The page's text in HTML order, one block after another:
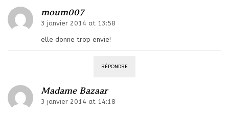
moum007
3 janvier 2014 at 13:58
elle donne trop envie!
RÉPONDRE
Madame Bazaar
3 janvier 2014 at 14:18